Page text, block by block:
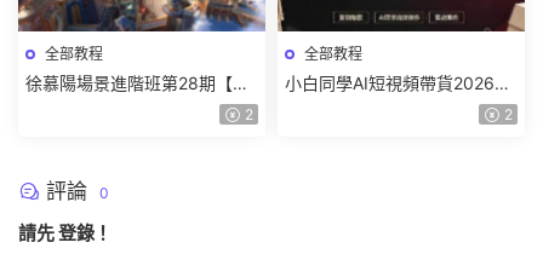
全部教程
徐慕陽場景進階班第28期【畫
2
全部教程
小白同學AI短視頻帶貨2026線
2
評論 0
請先登錄 ！